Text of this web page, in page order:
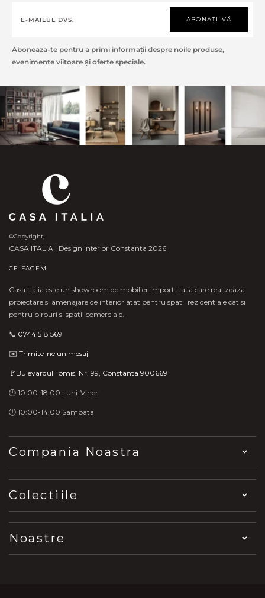
ABONAȚI-VĂ
Aboneaza-te pentru a primi informații despre noile produse,
evenimente viitoare și oferte speciale.
©Copyright,
CASA ITALIA | Design Interior Constanta 2026
CE FACEM
Casa Italia este un showroom de mobilier import Italia care realizeaza
proiectare si amenajare de interior atat pentru spatii rezidentiale cat si
pentru birouri si spatii comerciale.
📞 0744 518 569
✉️ Trimite-ne un mesaj
🚩Bulevardul Tomis, Nr. 99, Constanta 900669
🕛 10:00-18:00 Luni-Vineri
🕛 10:00-14:00 Sambata
Compania Noastra
Colectiile
Noastre